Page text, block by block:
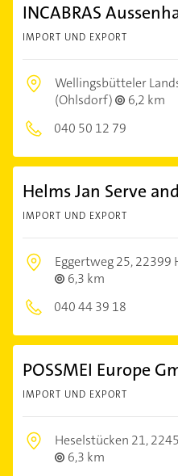
INCABRAS
IMPORT UND EXPORT
Wellingsbütteler
(Ohlsdorf)
6,2 km
040 50 12 79
Helms Jan Serve
IMPORT UND EXPORT
Eggertweg 25,22399
6,3 km
040 44 39 18
POSSMEI Europe
IMPORT UND EXPORT
Heselstücken 21,
6,3 km